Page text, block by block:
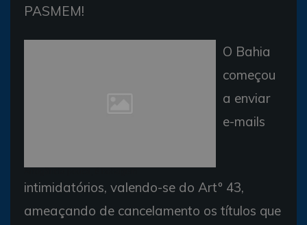
PASMEM!
O Bahia
começou
a enviar
e-mails
intimidatórios, valendo-se do Artº 43,
ameaçando de cancelamento os títulos que